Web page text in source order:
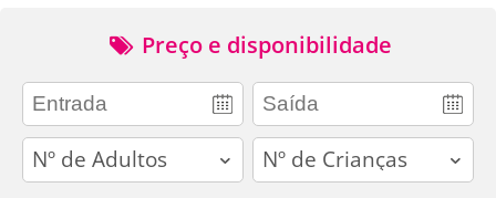
Preço e disponibilidade
adults children